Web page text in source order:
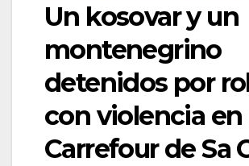
Un kosovar y un
montenegrino
detenidos por
con violencia en
Carrefour de Sa